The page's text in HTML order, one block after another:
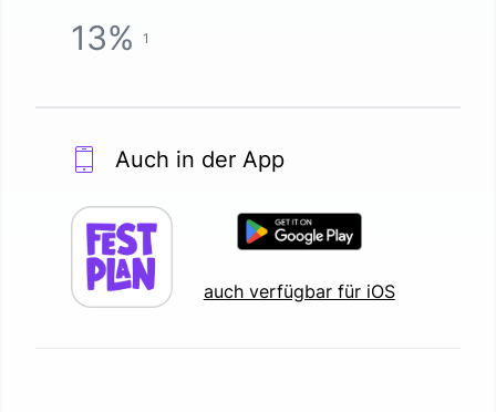
13% 1
Auch in der App
auch verfügbar für iOS